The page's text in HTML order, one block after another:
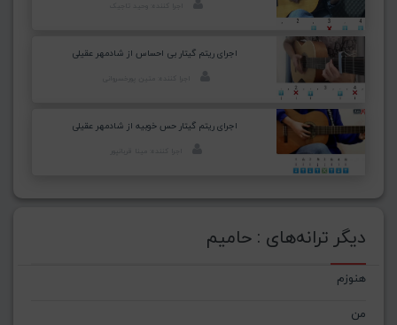
اجرای ریتم گیتار بی احساس از شادمهر عقیلی
اجرای ریتم گیتار حس خوبیه از شادمهر عقیلی
دیگر ترانه‌های : حامیم
هنوزم
من